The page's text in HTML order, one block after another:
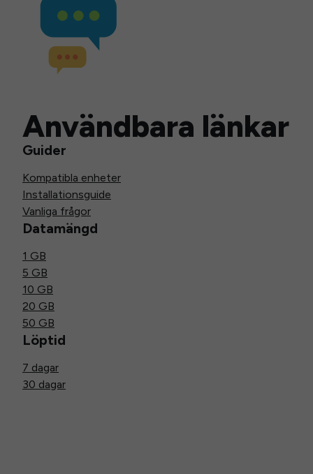
Användbara länkar
Guider
Kompatibla enheter
Installationsguide
Vanliga frågor
Datamängd
1 GB
5 GB
10 GB
20 GB
50 GB
Löptid
7 dagar
30 dagar